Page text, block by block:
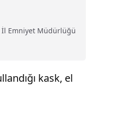
İl Emniyet Müdürlüğü
kask, el